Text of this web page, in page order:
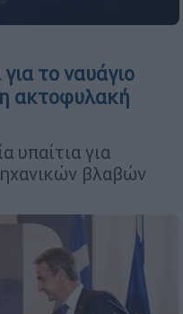
το ναυάγιο
η ακτοφυλακή
υπαίτια για
βλαβών